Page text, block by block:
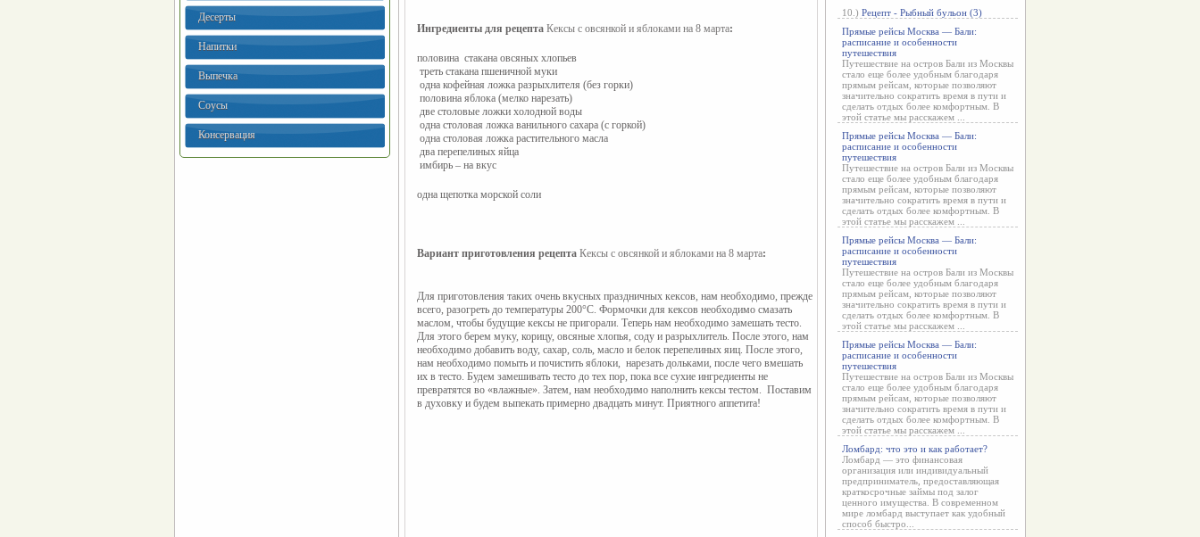
Десерты
Напитки
Выпечка
Соусы
Консервация
Ингредиенты для рецепта Кексы с овсянкой и яблоками на 8 марта:
половина  стакана овсяных хлопьев
треть стакана пшеничной муки
одна кофейная ложка разрыхлителя (без горки)
половина яблока (мелко нарезать)
две столовые ложки холодной воды
одна столовая ложка ванильного сахара (с горкой)
одна столовая ложка растительного масла
два перепелиных яйца
имбирь – на вкус
одна щепотка морской соли
Вариант приготовления рецепта Кексы с овсянкой и яблоками на 8 марта:
Для приготовления таких очень вкусных праздничных кексов, нам необходимо, прежде
всего, разогреть до температуры 200°С. Формочки для кексов необходимо смазать
маслом, чтобы будущие кексы не пригорали. Теперь нам необходимо замешать тесто.
Для этого берем муку, корицу, овсяные хлопья, соду и разрыхлитель. После этого, нам
необходимо добавить воду, сахар, соль, масло и белок перепелиных яиц. После этого,
нам необходимо помыть и почистить яблоки,  нарезать дольками, после чего вмешать
их в тесто. Будем замешивать тесто до тех пор, пока все сухие ингредиенты не
превратятся во «влажные». Затем, нам необходимо наполнить кексы тестом.  Поставим
в духовку и будем выпекать примерно двадцать минут. Приятного аппетита!
10.) Рецепт - Рыбный бульон (3)
Прямые рейсы Москва — Бали:
расписание и особенности
путешествия
Путешествие на остров Бали из Москвы
стало еще более удобным благодаря
прямым рейсам, которые позволяют
значительно сократить время в пути и
сделать отдых более комфортным. В
этой статье мы расскажем ...
Прямые рейсы Москва — Бали:
расписание и особенности
путешествия
Путешествие на остров Бали из Москвы
стало еще более удобным благодаря
прямым рейсам, которые позволяют
значительно сократить время в пути и
сделать отдых более комфортным. В
этой статье мы расскажем ...
Прямые рейсы Москва — Бали:
расписание и особенности
путешествия
Путешествие на остров Бали из Москвы
стало еще более удобным благодаря
прямым рейсам, которые позволяют
значительно сократить время в пути и
сделать отдых более комфортным. В
этой статье мы расскажем ...
Прямые рейсы Москва — Бали:
расписание и особенности
путешествия
Путешествие на остров Бали из Москвы
стало еще более удобным благодаря
прямым рейсам, которые позволяют
значительно сократить время в пути и
сделать отдых более комфортным. В
этой статье мы расскажем ...
Ломбард: что это и как работает?
Ломбард — это финансовая
организация или индивидуальный
предприниматель, предоставляющая
краткосрочные займы под залог
ценного имущества. В современном
мире ломбард выступает как удобный
способ быстро...